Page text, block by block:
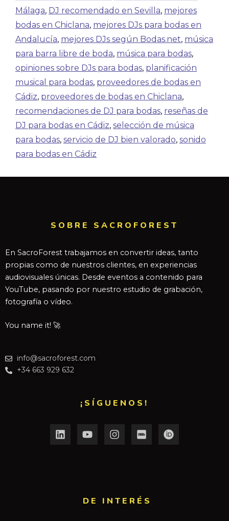
Málaga, DJ recomendado en Sevilla, mejores
bodas en Chiclana, mejores DJs para bodas en
Andalucía, mejores DJs según Bodas.net, música
para barra libre de boda, música para bodas,
opiniones sobre DJs para bodas, planificación
musical para bodas, proveedores de bodas en
Cádiz, proveedores de bodas en Chiclana,
recomendaciones de DJ para bodas, reseñas de
DJ para bodas en Cádiz, selección de música
para bodas, servicio de DJ bien valorado, sonido
para bodas en Cádiz
SOBRE SACROFOREST
En SacroForest trabajamos en convertir ideas, tanto
propias como de nuestros clientes, en experiencias
audiovisuales únicas. Desde eventos a contenido para
YouTube, pasando por nuestro estudio de grabación,
fotografía o vídeo.
You name it! 🚀
info@sacroforest.com
+34 663 929 632
¡SÍGUENOS!
DE INTERÉS​